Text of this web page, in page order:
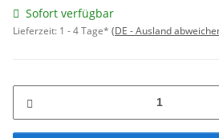
Sofort verfügbar
Lieferzeit: 1 - 4 Tage* (DE - Ausland